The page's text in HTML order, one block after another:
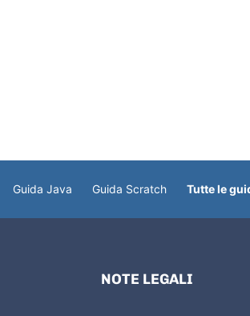
Guida Java Guida Scratch Tutte le
NOTE LEGALI